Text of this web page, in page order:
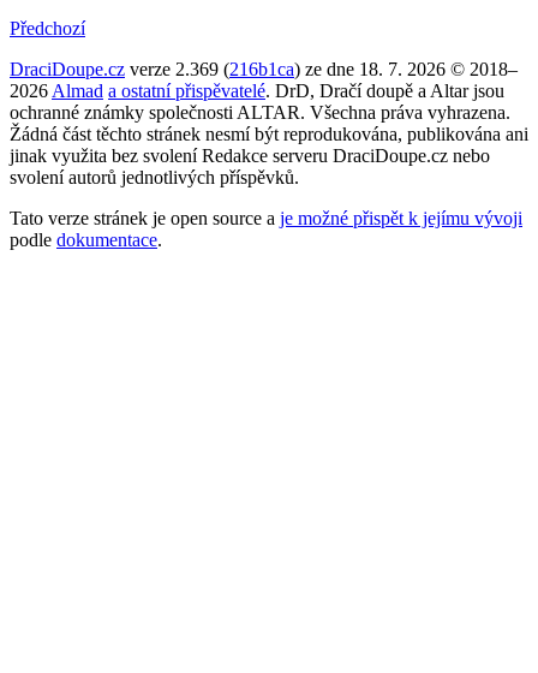
Předchozí
DraciDoupe.cz verze 2.369 (216b1ca) ze dne 18. 7. 2026 © 2018–
2026 Almad a ostatní přispěvatelé. DrD, Dračí doupě a Altar jsou
ochranné známky společnosti ALTAR. Všechna práva vyhrazena.
Žádná část těchto stránek nesmí být reprodukována, publikována ani
jinak využita bez svolení Redakce serveru DraciDoupe.cz nebo
svolení autorů jednotlivých příspěvků.
Tato verze stránek je open source a je možné přispět k jejímu vývoji
podle dokumentace.